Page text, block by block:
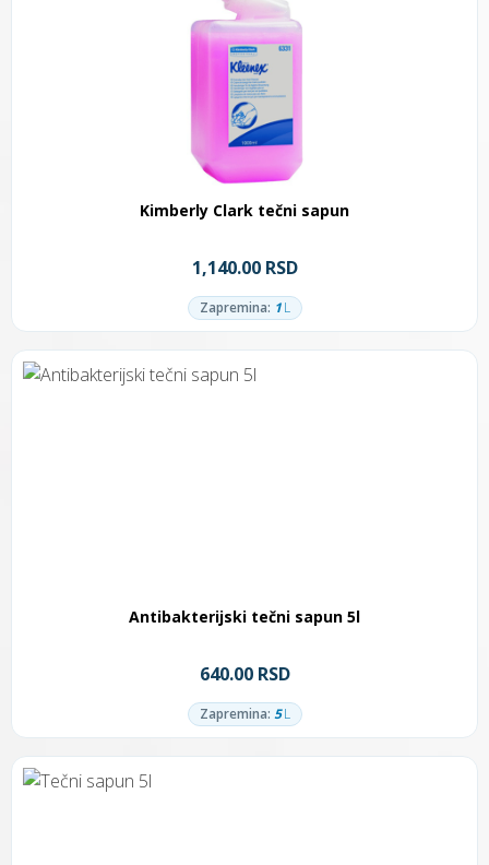
Kimberly Clark tečni sapun
1,140.00 RSD
Zapremina: 1 L
Antibakterijski tečni sapun 5l
640.00 RSD
Zapremina: 5 L